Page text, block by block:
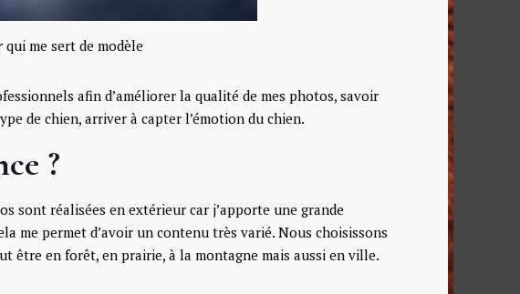
qui me sert de modèle
afin d’améliorer la qualité de mes photos, savoir
de chien, arriver à capter l’émotion du chien.
?
sont réalisées en extérieur car j’apporte une grande
me permet d’avoir un contenu très varié. Nous choisissons
être en forêt, en prairie, à la montagne mais aussi en ville.